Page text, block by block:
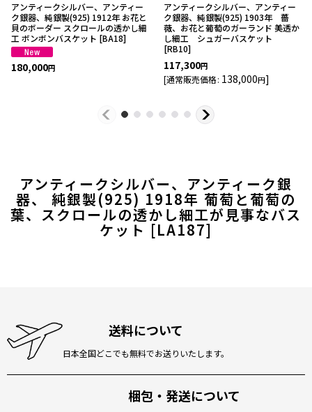
アンティークシルバー、アンティーク銀
器、 純銀製(925) 1918年 葡萄と葡萄の
葉、スクロールの透かし細工が見事なバス
ケット [LA187]
アンティークシルバー、アンティー
ク銀器、純銀製(925) 1912年 お花と
貝のボーダー スクロールの透かし細
工 ボンボンバスケット [BA18]
180,000円
アンティークシルバー、アンティー
ク銀器、純銀製(925) 1903年 薔
薇、お花と葡萄のガーランド 美透か
し細工 シュガーバスケット
[RB10]
117,300円
[通常販売価格: 138,000円]
送料について
日本全国どこでも無料でお送りいたします。
梱包・発送について